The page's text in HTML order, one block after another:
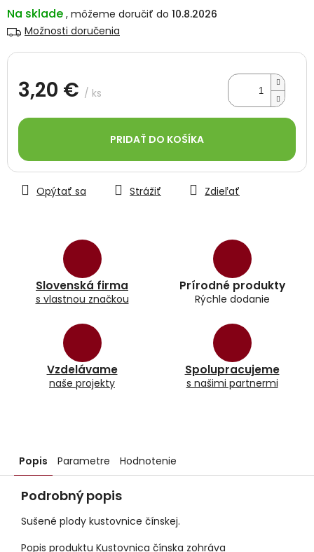
Na sklade
10.8.2026
Možnosti doručenia
3,20 € / ks
cena:
PRIDAŤ DO KOŠÍKA
Slovenská firma
s vlastnou značkou
Prírodné produkty
Rýchle dodanie
Vzdelávame
naše projekty
Spolupracujeme
s našimi partnermi
Opýtať sa Strážiť Zdieľať
Popis Parametre Hodnotenie
Podrobný popis
Sušené plody kustovnice čínskej.
Popis produktu Kustovnica čínska zohráva